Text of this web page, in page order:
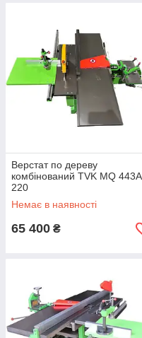
Верстат по дереву
комбінований TVK MQ 443A
220
Немає в наявності
65 400 ₴